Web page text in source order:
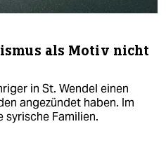
als Motiv nicht
in St. Wendel einen
angezündet haben. Im
syrische Familien.